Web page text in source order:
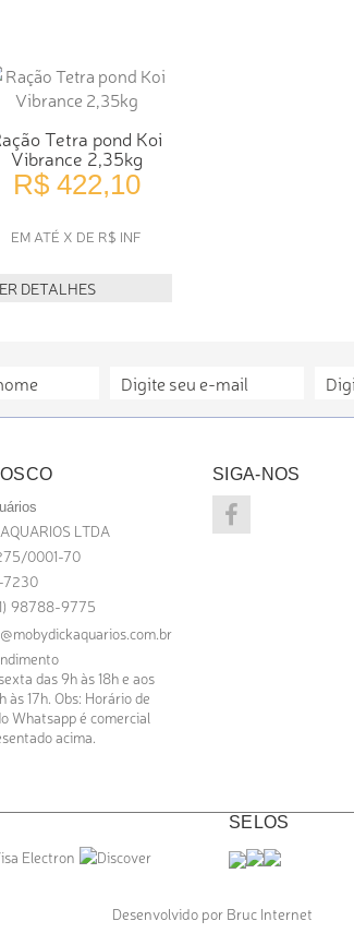
Tetra pond Koi
Vibrance 2,35kg
R$ 422,10
EM ATÉ X DE R$ INF
DETALHES
LTDA
0001-70
7230
98788-9775
das 9h às 18h e aos
às 17h. Obs: Horário de
Whatsapp é comercial
acima.
SIGA-NOS
SELOS
Desenvolvido por Bruc Internet